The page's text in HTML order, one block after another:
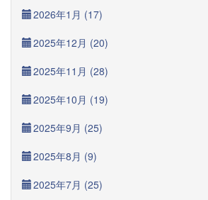
2026年1月 (17)
2025年12月 (20)
2025年11月 (28)
2025年10月 (19)
2025年9月 (25)
2025年8月 (9)
2025年7月 (25)